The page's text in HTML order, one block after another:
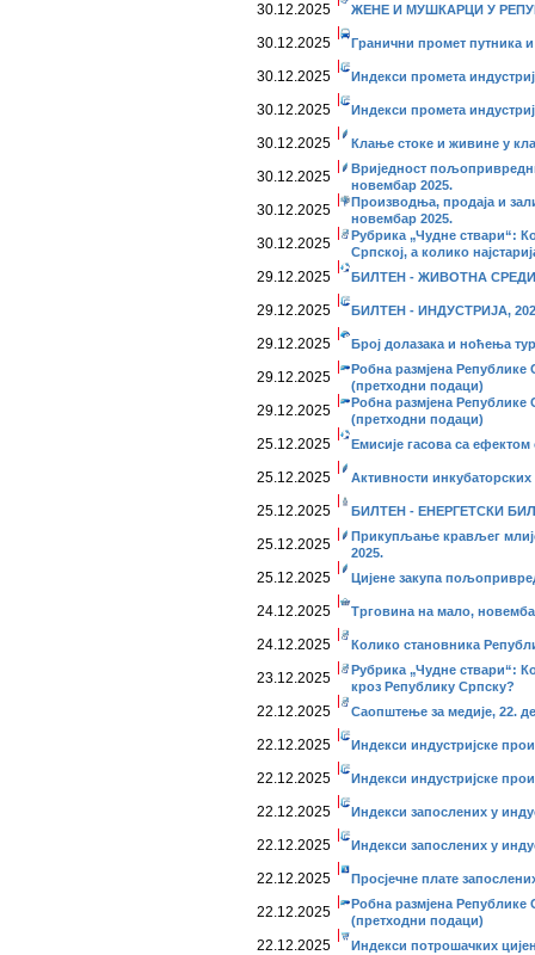
30.12.2025
ЖЕНЕ И МУШКАРЦИ У
30.12.2025 Гранични промет путника и
30.12.2025 Индекси промета
30.12.2025 Индекси промета
30.12.2025 Клање стоке и живине у
30.12.2025
Вриједност
новембар 2025.
30.12.2025
Производња, продаја и
новембар 2025.
30.12.2025
Рубрика „Чудне ствари“:
Српској, а колико
29.12.2025 БИЛТЕН - ЖИВОТНА
29.12.2025 БИЛТЕН - ИНДУСТРИЈА,
29.12.2025 Број долазака и ноћења
29.12.2025
Робна размјена Републике
(претходни подаци)
29.12.2025
Робна размјена Републике
(претходни подаци)
25.12.2025 Емисије гасова са ефектом
25.12.2025 Активности
25.12.2025 БИЛТЕН - ЕНЕРГЕТСКИ
25.12.2025
Прикупљање крављег
2025.
25.12.2025 Цијене закупа
24.12.2025 Трговина на мало,
24.12.2025 Колико становника
23.12.2025
Рубрика „Чудне ствари“:
кроз Републику Српску?
22.12.2025 Саопштење за медије, 22.
22.12.2025 Индекси индустријске
22.12.2025 Индекси индустријске
22.12.2025 Индекси запослених у
22.12.2025 Индекси запослених у
22.12.2025 Просјечне плате
22.12.2025
Робна размјена Републике
(претходни подаци)
22.12.2025 Индекси потрошачких